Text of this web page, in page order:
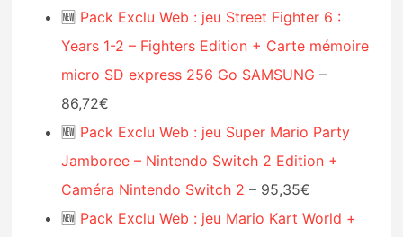
🆕 Pack Exclu Web : jeu Street Fighter 6 :
Years 1-2 – Fighters Edition + Carte mémoire
micro SD express 256 Go SAMSUNG –
86,72€
🆕 Pack Exclu Web : jeu Super Mario Party
Jamboree – Nintendo Switch 2 Edition +
Caméra Nintendo Switch 2 – 95,35€
🆕 Pack Exclu Web : jeu Mario Kart World +